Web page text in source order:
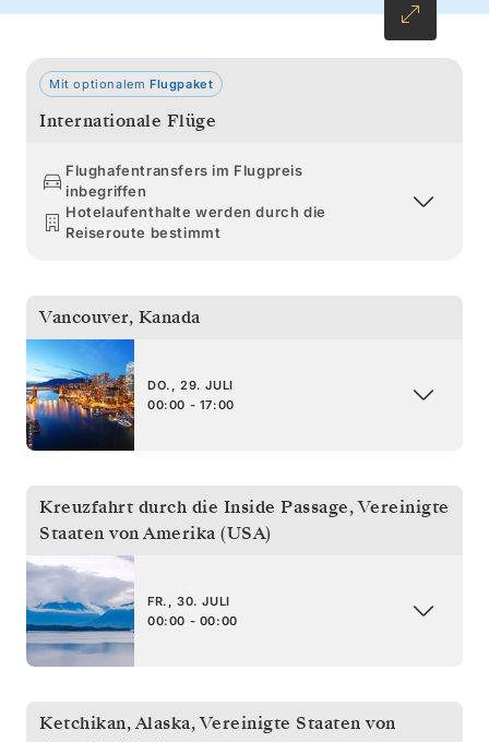
vergletscherten Norden nach Valdez und
Mit optionalem Flugpaket
Internationale Flüge
Flughafentransfers im Flugpreis
inbegriffen
Hotelaufenthalte werden durch die
Reiseroute bestimmt
Vancouver, Kanada
DO., 29. JULI
00:00 - 17:00
Kreuzfahrt durch die Inside Passage,Vereinigte
Staaten von Amerika (USA)
FR., 30. JULI
00:00 - 00:00
Ketchikan, Alaska,Vereinigte Staaten von